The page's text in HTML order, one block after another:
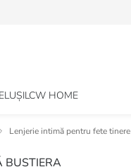
LCW HOME
Lenjerie intimă pentru fete tinere
BUSTIERA